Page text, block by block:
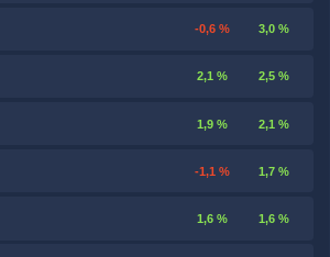
-0,6 % 3,0 %
2,1 % 2,5 %
1,9 % 2,1 %
-1,1 % 1,7 %
1,6 % 1,6 %